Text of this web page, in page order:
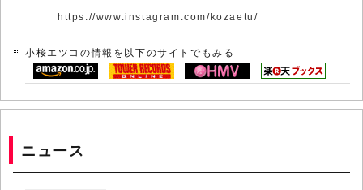
https://www.instagram.com/kozaetu/
小桜エツコの情報を以下のサイトでもみる
ニュース